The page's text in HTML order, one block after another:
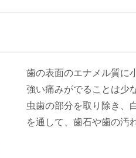
歯の表面のエナメル質に
強い痛みがでることは少
虫歯の部分を取り除き、
を通して、歯石や歯の汚